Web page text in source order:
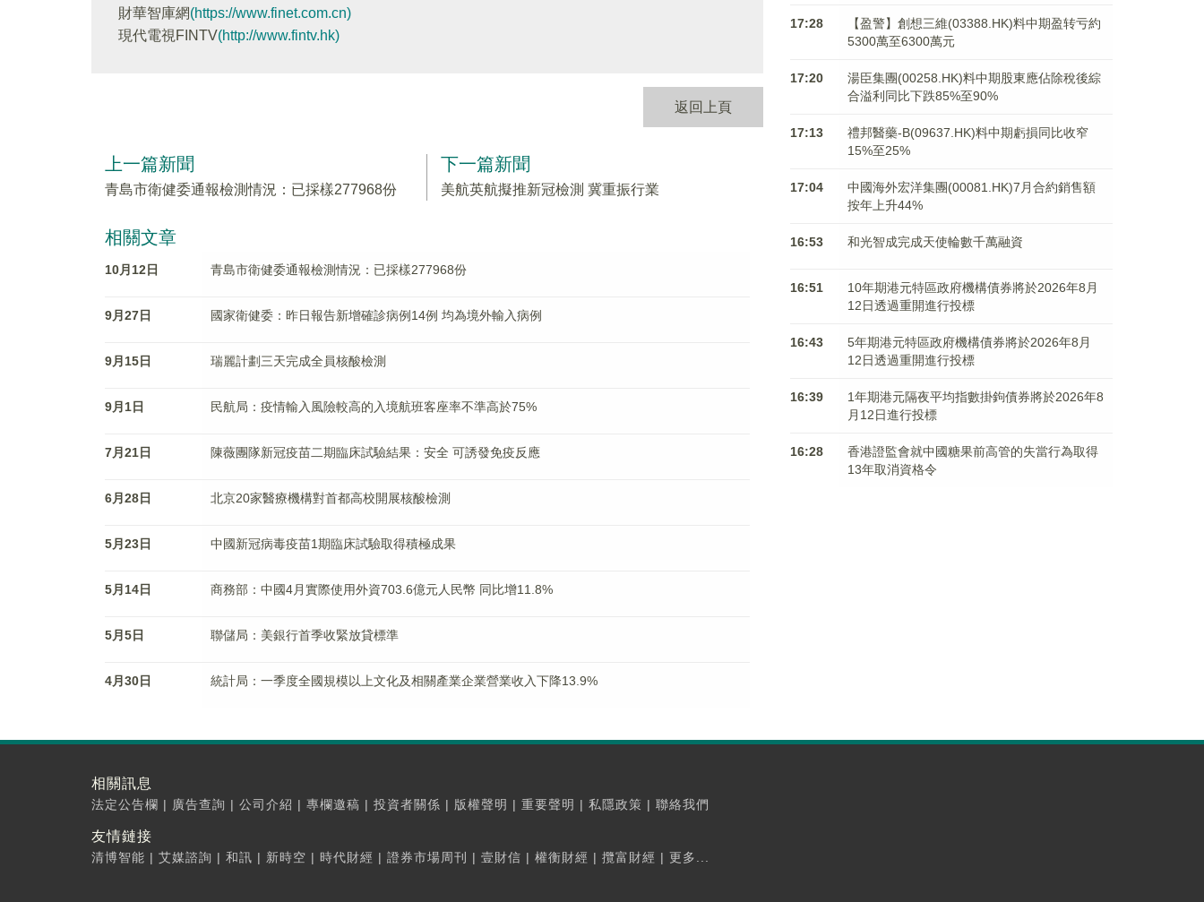
財華智庫網(https://www.finet.com.cn)
現代電視FINTV(http://www.fintv.hk)
返回上頁
上一篇新聞
青島市衛健委通報檢測情況：已採樣277968份
下一篇新聞
美航英航擬推新冠檢測 冀重振行業
相關文章
10月12日 青島市衛健委通報檢測情況：已採樣277968份
9月27日 國家衛健委：昨日報告新增確診病例14例 均為境外輸入病例
9月15日 瑞麗計劃三天完成全員核酸檢測
9月1日 民航局：疫情輸入風險較高的入境航班客座率不準高於75%
7月21日 陳薇團隊新冠疫苗二期臨床試驗結果：安全 可誘發免疫反應
6月28日 北京20家醫療機構對首都高校開展核酸檢測
5月23日 中國新冠病毒疫苗1期臨床試驗取得積極成果
5月14日 商務部：中國4月實際使用外資703.6億元人民幣 同比增11.8%
5月5日 聯儲局：美銀行首季收緊放貸標準
4月30日 統計局：一季度全國規模以上文化及相關產業企業營業收入下降13.9%
17:28
【盈警】創想三維(03388.HK)料中期盈转亏約
5300萬至6300萬元
17:20
湯臣集團(00258.HK)料中期股東應佔除稅後綜
合溢利同比下跌85%至90%
17:13
禮邦醫藥-B(09637.HK)料中期虧損同比收窄
15%至25%
17:04
中國海外宏洋集團(00081.HK)7月合約銷售額
按年上升44%
16:53 和光智成完成天使輪數千萬融資
16:51
10年期港元特區政府機構債券將於2026年8月
12日透過重開進行投標
16:43
5年期港元特區政府機構債券將於2026年8月
12日透過重開進行投標
16:39
1年期港元隔夜平均指數掛鉤債券將於2026年8
月12日進行投標
16:28
香港證監會就中國糖果前高管的失當行為取得
13年取消資格令
相關訊息
法定公告欄 | 廣告查詢 | 公司介紹 | 專欄邀稿 | 投資者關係 | 版權聲明 | 重要聲明 | 私隱政策 | 聯絡我們
友情鏈接
清博智能 | 艾媒諮詢 | 和訊 | 新時空 | 時代財經 | 證券市場周刊 | 壹財信 | 權衡財經 | 攬富財經 | 更多...